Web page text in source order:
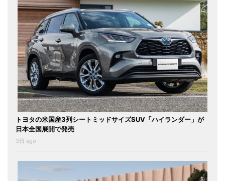
トヨタの米国産3列シートミッドサイズSUV「ハイランダー」が
日本全国展開で発売
3日 ago